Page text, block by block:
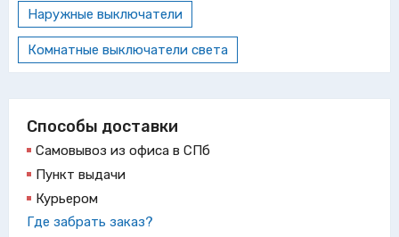
Наружные выключатели
Комнатные выключатели света
Способы доставки
Самовывоз из офиса в СПб
Пункт выдачи
Курьером
Где забрать заказ?